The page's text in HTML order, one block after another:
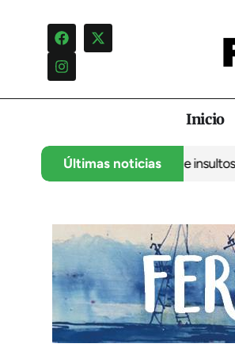
Inicio
Últimas noticias
denuncia una campaña de insultos por